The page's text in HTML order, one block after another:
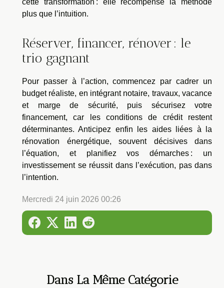
Dans La Même Catégorie
plus que l’intuition.
Réserver, financer, rénover : le
trio gagnant
Pour passer à l’action, commencez par cadrer un
budget réaliste, en intégrant notaire, travaux, vacance
et marge de sécurité, puis sécurisez votre
financement, car les conditions de crédit restent
déterminantes. Anticipez enfin les aides liées à la
rénovation énergétique, souvent décisives dans
l’équation, et planifiez vos démarches : un
investissement se réussit dans l’exécution, pas dans
l’intention.
Mercredi 24 juin 2026 00:26